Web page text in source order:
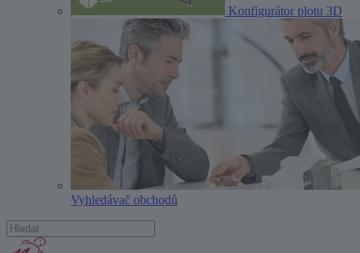
Konfigurátor plotu 3D
Vyhledávač obchodů